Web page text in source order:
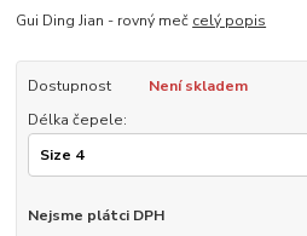
Gui Ding Jian - rovný meč celý popis
Dostupnost
Není skladem
Délka čepele:
Nejsme plátci DPH